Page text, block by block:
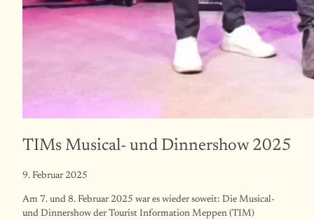
TIMs Musical- und Dinnershow 2025
9. Februar 2025
Am 7. und 8. Februar 2025 war es wieder soweit: Die Musical-
und Dinnershow der Tourist Information Meppen (TIM)